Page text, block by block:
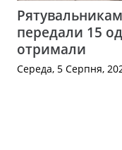
передали 15
отримали
Середа, 5 Серпня,